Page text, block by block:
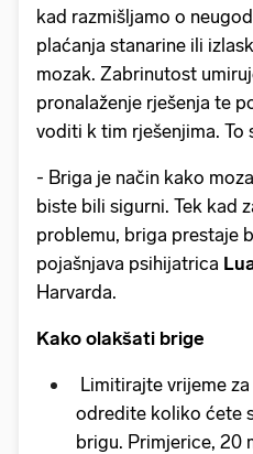
kad razmišljamo o
plaćanja stanarine ili
mozak. Zabrinutost
pronalaženje rješenja te
voditi k tim rješenjima. To
- Briga je način kako
biste bili sigurni. Tek kad
problemu, briga prestaje
pojašnjava psihijatrica
Harvarda.
Kako olakšati brige
Limitirajte vrijeme
odredite koliko ćete
brigu. Primjerice, 20